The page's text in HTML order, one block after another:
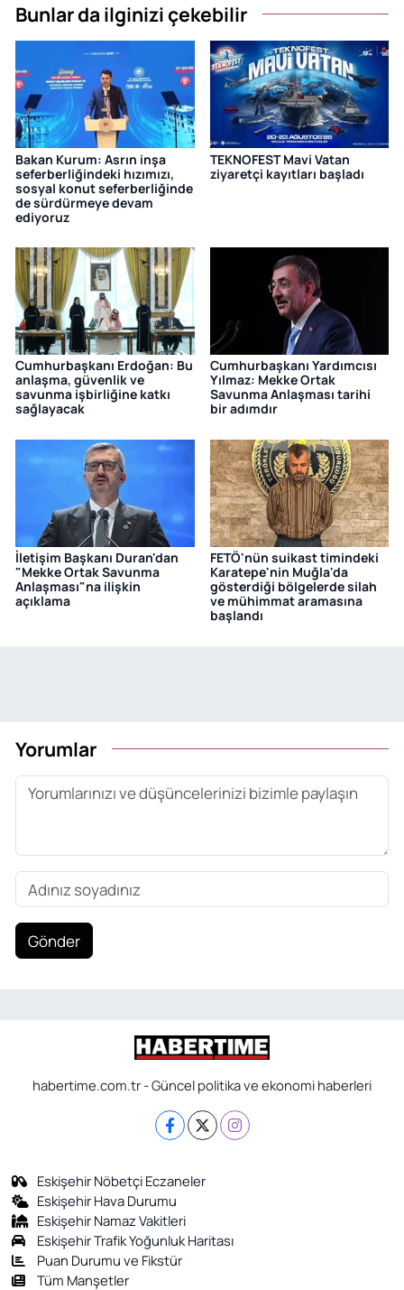
Bunlar da ilginizi çekebilir
Bakan Kurum: Asrın inşa
seferberliğindeki hızımızı,
sosyal konut seferberliğinde
de sürdürmeye devam
ediyoruz
TEKNOFEST Mavi Vatan
ziyaretçi kayıtları başladı
Cumhurbaşkanı Erdoğan: Bu
anlaşma, güvenlik ve
savunma işbirliğine katkı
sağlayacak
Cumhurbaşkanı Yardımcısı
Yılmaz: Mekke Ortak
Savunma Anlaşması tarihi
bir adımdır
İletişim Başkanı Duran'dan
"Mekke Ortak Savunma
Anlaşması"na ilişkin
açıklama
FETÖ'nün suikast timindeki
Karatepe'nin Muğla'da
gösterdiği bölgelerde silah
ve mühimmat aramasına
başlandı
Yorumlar
Gönder
habertime.com.tr - Güncel politika ve ekonomi haberleri
Eskişehir Nöbetçi Eczaneler
Eskişehir Hava Durumu
Eskişehir Namaz Vakitleri
Eskişehir Trafik Yoğunluk Haritası
Puan Durumu ve Fikstür
Tüm Manşetler